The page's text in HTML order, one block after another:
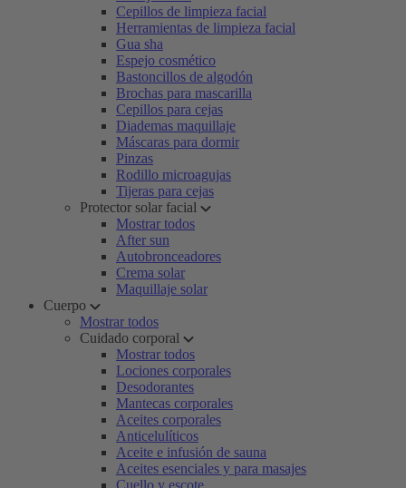
Cepillos de limpieza facial
Herramientas de limpieza facial
Gua sha
Espejo cosmético
Bastoncillos de algodón
Brochas para mascarilla
Cepillos para cejas
Diademas maquillaje
Máscaras para dormir
Pinzas
Rodillo microagujas
Tijeras para cejas
Protector solar facial
Mostrar todos
After sun
Autobronceadores
Crema solar
Maquillaje solar
Cuerpo
Mostrar todos
Cuidado corporal
Mostrar todos
Lociones corporales
Desodorantes
Mantecas corporales
Aceites corporales
Anticelulíticos
Aceite e infusión de sauna
Aceites esenciales y para masajes
Cuello y escote